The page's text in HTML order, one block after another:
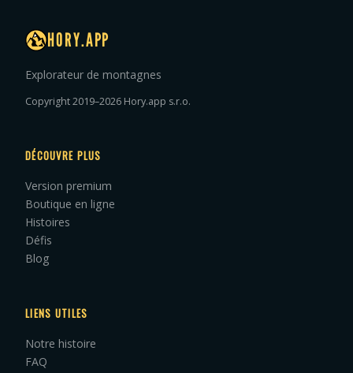
HORY.APP
Explorateur de montagnes
Copyright 2019–2026 Hory.app s.r.o.
DÉCOUVRE PLUS
Version premium
Boutique en ligne
Histoires
Défis
Blog
LIENS UTILES
Notre histoire
FAQ